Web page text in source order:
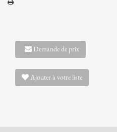
Demande de prix
Ajouter à votre liste